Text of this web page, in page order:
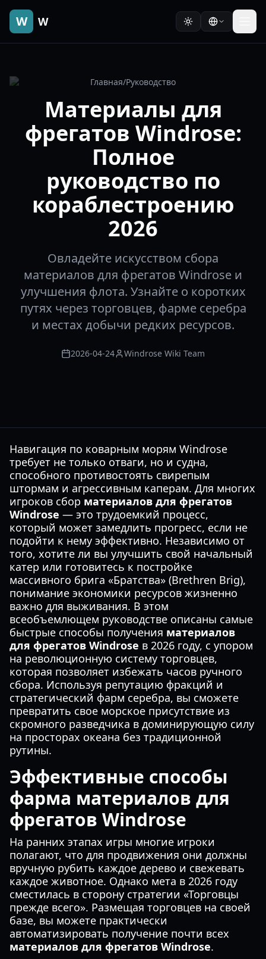
W W
Главная/Руководство
Материалы для
фрегатов Windrose:
Полное
руководство по
кораблестроению
2026
Овладейте искусством сбора
материалов для фрегатов Windrose и
улучшения флота. Узнайте о коротких
путях через торговцев, фарме серебра
и местах добычи редких ресурсов.
2026-04-24 Windrose Wiki Team
Навигация по коварным морям Windrose
требует не только отваги, но и судна,
способного противостоять свирепым
штормам и агрессивным каперам. Для многих
игроков сбор материалов для фрегатов
Windrose — это трудоемкий процесс,
который может замедлить прогресс, если не
подойти к нему эффективно. Независимо от
того, хотите ли вы улучшить свой начальный
катер или готовитесь к постройке
массивного брига «Братства» (Brethren Brig),
понимание экономики ресурсов жизненно
важно для выживания. В этом
всеобъемлющем руководстве описаны самые
быстрые способы получения материалов
для фрегатов Windrose в 2026 году, с упором
на революционную систему торговцев,
которая позволяет избежать часов ручного
сбора. Используя репутацию фракций и
стратегический фарм серебра, вы сможете
превратить свое морское присутствие из
скромного разведчика в доминирующую силу
на просторах океана без традиционной
рутины.
Эффективные способы
фарма материалов для
фрегатов Windrose
На ранних этапах игры многие игроки
полагают, что для продвижения они должны
вручную рубить каждое дерево и свежевать
каждое животное. Однако мета в 2026 году
сместилась в сторону стратегии «Торговцы
прежде всего». Размещая торговцев на своей
базе, вы можете практически
автоматизировать получение почти всех
материалов для фрегатов Windrose.